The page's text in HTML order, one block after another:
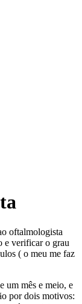
oftalmologista
e verificar o grau
( o meu me faz
um mês e meio, e
por dois motivos: